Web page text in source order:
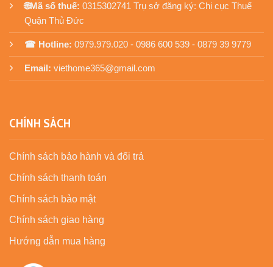
🌐Mã số thuế: 0315302741 Trụ sở đăng ký: Chi cục Thuế
Quận Thủ Đức
☎ Hotline: 0979.979.020 - 0986 600 539 - 0879 39 9779
Email: viethome365@gmail.com
CHÍNH SÁCH
Chính sách bảo hành và đổi trả
Chính sách thanh toán
Chính sách bảo mật
Chính sách giao hàng
Hướng dẫn mua hàng